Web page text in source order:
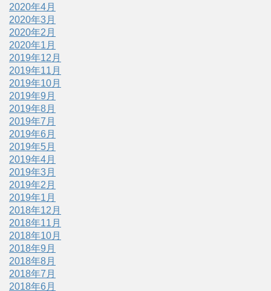
2020年4月
2020年3月
2020年2月
2020年1月
2019年12月
2019年11月
2019年10月
2019年9月
2019年8月
2019年7月
2019年6月
2019年5月
2019年4月
2019年3月
2019年2月
2019年1月
2018年12月
2018年11月
2018年10月
2018年9月
2018年8月
2018年7月
2018年6月